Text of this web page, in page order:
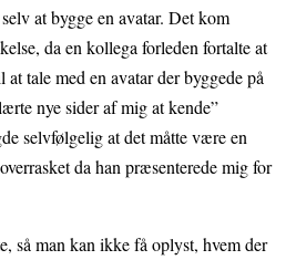
at bygge en avatar. Det kom
da en kollega forleden fortalte at
tale med en avatar der byggede på
nye sider af mig at kende”
selvfølgelig at det måtte være en
da han præsenterede mig for
så man kan ikke få oplyst, hvem der